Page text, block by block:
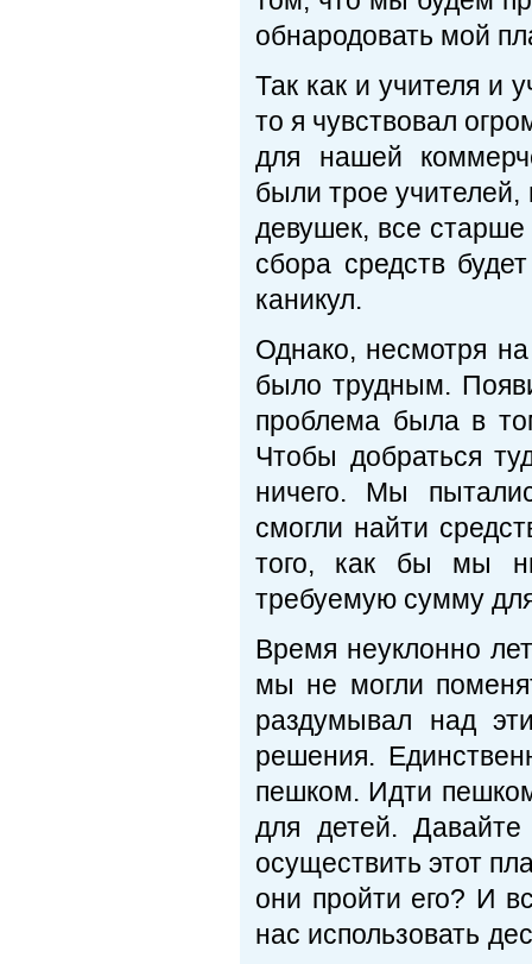
обнародовать мой
Так как и учителя и
то я чувствовал
для нашей
были трое
девушек, все
сбора средств
каникул.
Однако, несмотря
было трудным.
проблема была в
Чтобы добраться
ничего. Мы
смогли найти
того, как бы мы
требуемую сумму
Время неуклонно
мы не могли
раздумывал над
решения.
пешком. Идти
для детей.
осуществить этот
они пройти его? И
нас использовать